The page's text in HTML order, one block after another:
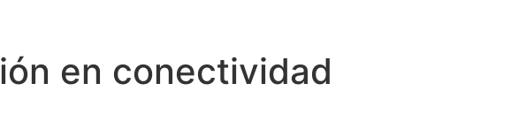
en conectividad